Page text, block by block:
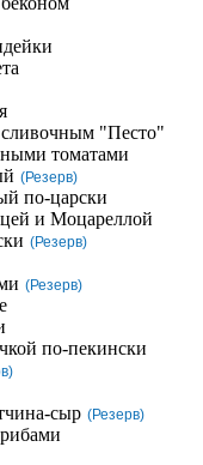
сливочным "Песто"
томатами
(Резерв)
по-царски
и Моцареллой
(Резерв)
(Резерв)
по-пекински
сыр (Резерв)